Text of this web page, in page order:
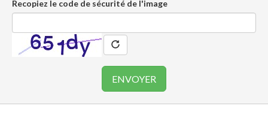
Recopiez le code de sécurité de l'image